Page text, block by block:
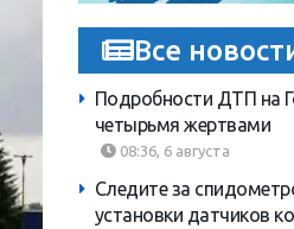
Все
Подробности ДТП на
четырьмя жертвами
08:36, 6 августа
Следите за
установки датчиков